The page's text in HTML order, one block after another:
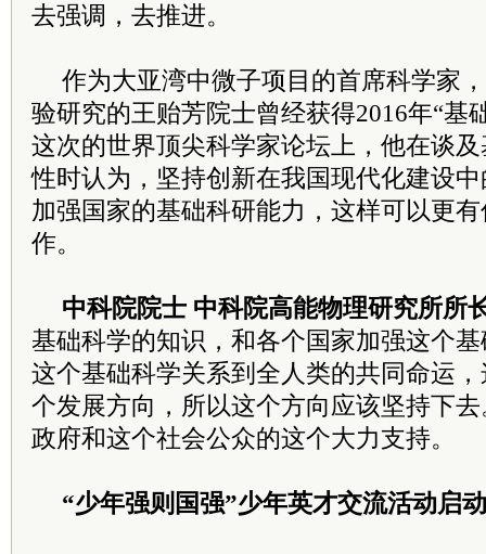
去强调，去推进。
作为大亚湾中微子项目的首席科学家
验研究的王贻芳院士曾经获得2016年“基
这次的世界顶尖科学家论坛上，他在谈
性时认为，坚持创新在我国现代化建设
加强国家的基础科研能力，这样可以更
作。
中科院院士 中科院高能物理研究所所
基础科学的知识，和各个国家加强这个
这个基础科学关系到全人类的共同命运
个发展方向，所以这个方向应该坚持下
政府和这个社会公众的这个大力支持。
“少年强则国强”少年英才交流活动启动